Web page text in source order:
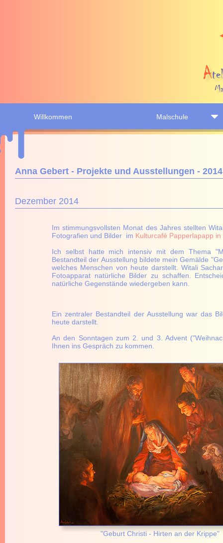
Willkommen Malschule
Anna Gebert - Projekte und Ausstellungen - 2014
Dezember 2014
Im stimmungsvollsten Monat des Jahres stellten
Fotografien und Bilder im Kulturcafé Papperlapapp
Ich selbst hatte mich intensiv mit dem Thema
Bestandteil der Ausstellung bildete mein Gemälde
welches Menschen von heute darstellt. Witali
Fotoapparat natürliche Bilder zu schaffen.
natürliche Gegenstände wiedergeben kann.
Ein zentraler Bestandteil der Ausstellung war das
heute darstellt.
An den Sonntagen zum 2. und 3. Advent
Ihnen ins Gespräch zu kommen.
"Geburt Christi - Hirten an der Krippe"